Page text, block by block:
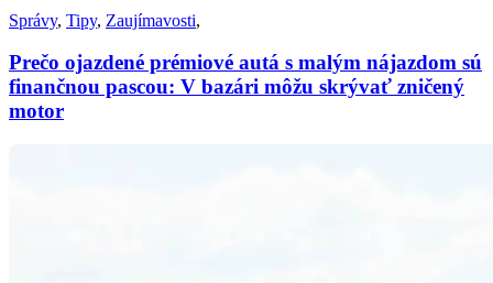
Správy, Tipy, Zaujímavosti,
Prečo ojazdené prémiové autá s malým nájazdom sú
finančnou pascou: V bazári môžu skrývať zničený
motor